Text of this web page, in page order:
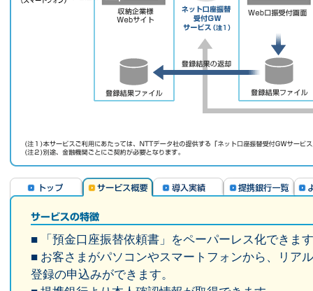
■ 「預金口座振替依頼書」をペーパーレス化できま
■ お客さまがパソコンやスマートフォンから、リア
登録の申込みができます。